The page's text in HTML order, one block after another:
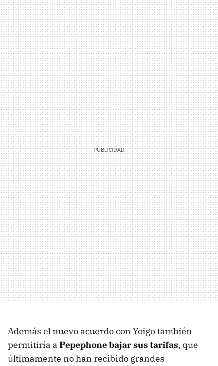
Además el nuevo acuerdo con Yoigo también
permitiría a Pepephone bajar sus tarifas, que
últimamente no han recibido grandes